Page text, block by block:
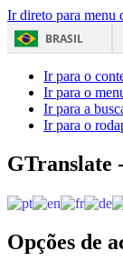
Ir direto para menu
BRASIL
Ir para o
Ir para o
Ir para a
Ir para o
GTranslate
Opções de